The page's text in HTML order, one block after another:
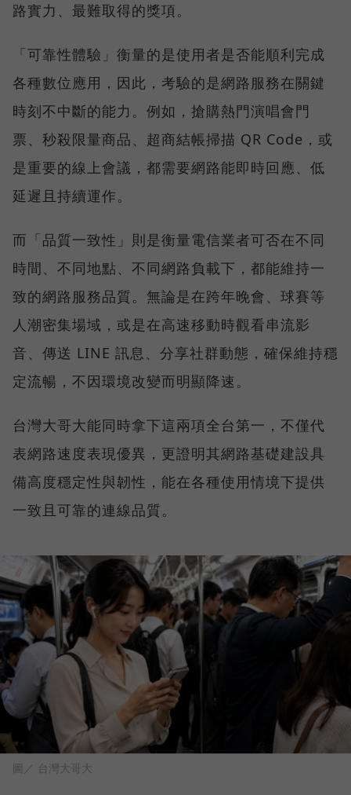
路實力、最難取得的獎項。
「可靠性體驗」衡量的是使用者是否能順利完成
各種數位應用，因此，考驗的是網路服務在關鍵
時刻不中斷的能力。例如，搶購熱門演唱會門
票、秒殺限量商品、超商結帳掃描 QR Code，或
是重要的線上會議，都需要網路能即時回應、低
延遲且持續運作。
而「品質一致性」則是衡量電信業者可否在不同
時間、不同地點、不同網路負載下，都能維持一
致的網路服務品質。無論是在跨年晚會、球賽等
人潮密集場域，或是在高速移動時觀看串流影
音、傳送 LINE 訊息、分享社群動態，確保維持穩
定流暢，不因環境改變而明顯降速。
台灣大哥大能同時拿下這兩項全台第一，不僅代
表網路速度表現優異，更證明其網路基礎建設具
備高度穩定性與韌性，能在各種使用情境下提供
一致且可靠的連線品質。
圖／ 台灣大哥大